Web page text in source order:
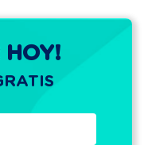
HOY!